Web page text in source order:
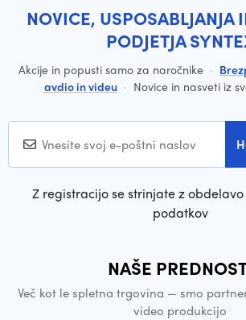
NOVICE, USPOSABLJANJA
PODJETJA
Akcije in popusti samo za naročnike ·
avdio in videu · Novice in nasveti iz
Z registracijo se strinjate z
podatkov
NAŠE
Več kot le spletna trgovina — smo
video produkcijo